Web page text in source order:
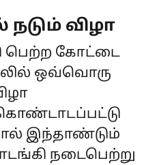
நடும் விழா
பெற்ற கோட்டை
ஒவ்வொரு
இந்தாண்டும்
நடைபெற்று